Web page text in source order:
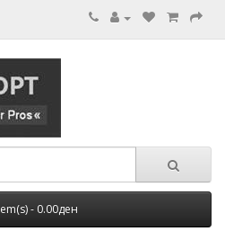
- 0.00ден